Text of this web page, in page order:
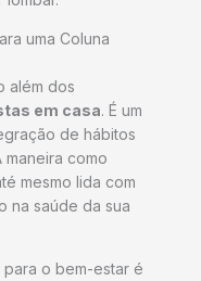
uma Coluna
além dos
em casa. É um
de hábitos
maneira como
mesmo lida com
na saúde da sua
o bem-estar é